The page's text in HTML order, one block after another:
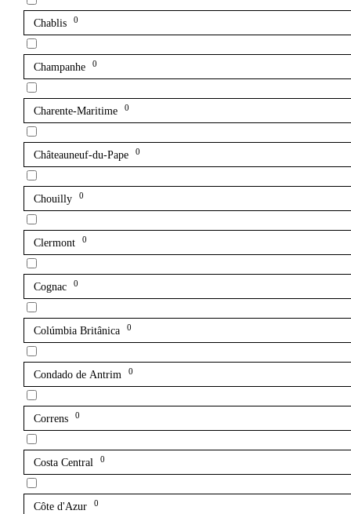
Chablis 0
Champanhe 0
Charente-Maritime 0
Châteauneuf-du-Pape 0
Chouilly 0
Clermont 0
Cognac 0
Colúmbia Britânica 0
Condado de Antrim 0
Correns 0
Costa Central 0
Côte d'Azur 0